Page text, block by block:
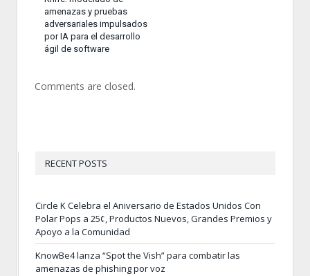
amenazas y pruebas
adversariales impulsados
por IA para el desarrollo
ágil de software
Comments are closed.
RECENT POSTS
Circle K Celebra el Aniversario de Estados Unidos Con
Polar Pops a 25¢, Productos Nuevos, Grandes Premios y
Apoyo a la Comunidad
KnowBe4 lanza “Spot the Vish” para combatir las
amenazas de phishing por voz